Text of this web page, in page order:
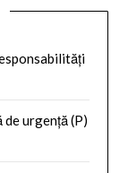
urgență (P)